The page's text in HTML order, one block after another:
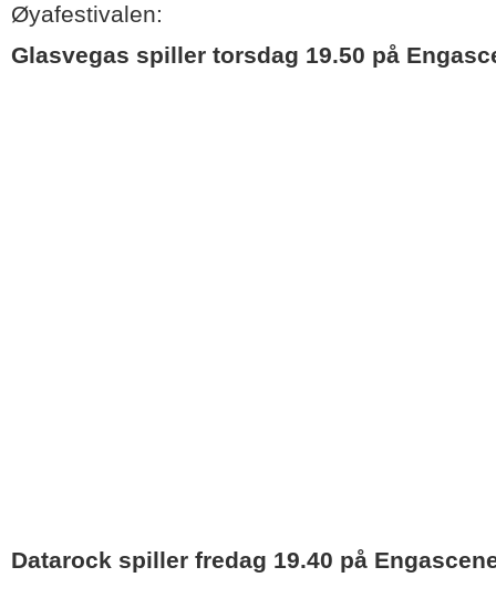
Øyafestivalen:
Glasvegas spiller torsdag 19.50 på
Datarock spiller fredag 19.40 på